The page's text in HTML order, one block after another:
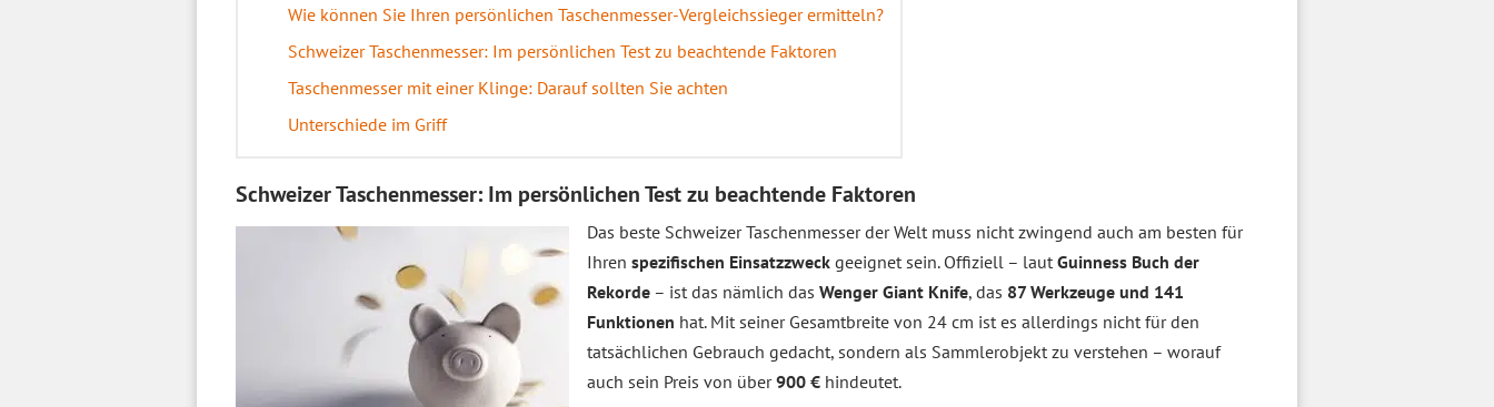
Wie können Sie Ihren persönlichen Taschenmesser-Vergleichssieger ermitteln?
Schweizer Taschenmesser: Im persönlichen Test zu beachtende Faktoren
Taschenmesser mit einer Klinge: Darauf sollten Sie achten
Unterschiede im Griff
Schweizer Taschenmesser: Im persönlichen Test zu beachtende Faktoren
Das beste Schweizer Taschenmesser der Welt muss nicht zwingend auch am besten für
Ihren spezifischen Einsatzzweck geeignet sein. Offiziell – laut Guinness Buch der
Rekorde – ist das nämlich das Wenger Giant Knife, das 87 Werkzeuge und 141
Funktionen hat. Mit seiner Gesamtbreite von 24 cm ist es allerdings nicht für den
tatsächlichen Gebrauch gedacht, sondern als Sammlerobjekt zu verstehen – worauf
auch sein Preis von über900 € hindeutet.